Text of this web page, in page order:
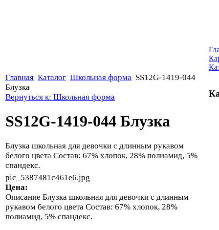
Главная Каталог Школьная форма SS12G-1419-044
Блузка
Вернуться к: Школьная форма
SS12G-1419-044 Блузка
Блузка школьная для девочки с длинным рукавом
белого цвета Состав: 67% хлопок, 28% полиамид, 5%
спандекс.
pic_5387481c461e6.jpg
Цена:
Описание Блузка школьная для девочки с длинным
рукавом белого цвета Состав: 67% хлопок, 28%
полиамид, 5% спандекс.